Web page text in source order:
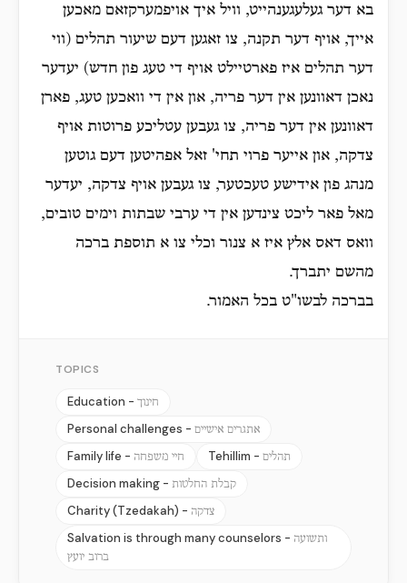
בא דער געלעגענהייט, וויל איך אויפמערקזאם מאכען
אייך, אויף דער תקנה, צו זאגען דעם שיעור תהלים (ווי
דער תהלים איז פארטיילט אויף די טעג פון חדש) יעדער
נאכן דאוונען אין דער פריה, און אין די וואכען טעג, פארן
דאוונען אין דער פריה, צו געבען עטליכע פרוטות אויף
צדקה, און אייער פרוי תחי' זאל אפהיטען דעם גוטען
מנהג פון אידישע טעכטער, צו געבען אויף צדקה, יעדער
מאל פאר ליכט צינדען אין די ערבי שבתות וימים טובים,
וואס דאס אלץ איז א צנור וכלי צו א תוספת ברכה
מהשם יתברך.
בברכה לבשו"ט בכל האמור.
TOPICS
Education - חינוך
Personal challenges - אתגרים אישיים
Family life - חיי משפחה Tehillim - תהלים
Decision making - קבלת החלטות
Charity (Tzedakah) - צדקה
Salvation is through many counselors - ותשועה
ברוב יועץ